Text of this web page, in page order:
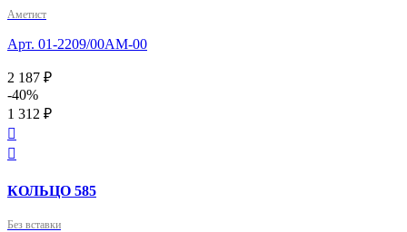
Аметист
Арт. 01-2209/00АМ-00
2 187 ₽
-40%
1 312 ₽


КОЛЬЦО 585
Без вставки